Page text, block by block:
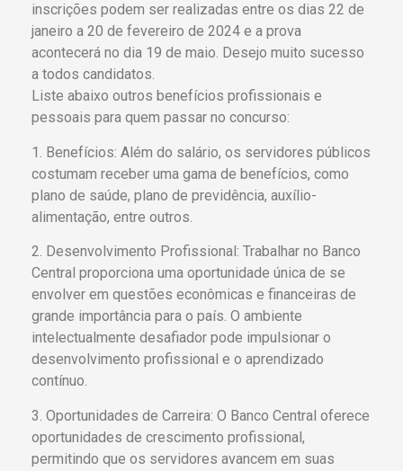
inscrições podem ser realizadas entre os dias 22 de
janeiro a 20 de fevereiro de 2024 e a prova
acontecerá no dia 19 de maio. Desejo muito sucesso
a todos candidatos.
Liste abaixo outros benefícios profissionais e
pessoais para quem passar no concurso:
1. Benefícios: Além do salário, os servidores públicos
costumam receber uma gama de benefícios, como
plano de saúde, plano de previdência, auxílio-
alimentação, entre outros.
2. Desenvolvimento Profissional: Trabalhar no Banco
Central proporciona uma oportunidade única de se
envolver em questões econômicas e financeiras de
grande importância para o país. O ambiente
intelectualmente desafiador pode impulsionar o
desenvolvimento profissional e o aprendizado
contínuo.
3. Oportunidades de Carreira: O Banco Central oferece
oportunidades de crescimento profissional,
permitindo que os servidores avancem em suas